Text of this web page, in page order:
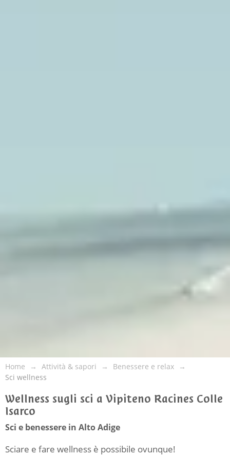
Home Attività & sapori
Benessere e relax
Sci wellness
Wellness sugli sci a Vipiteno Racines Colle
Isarco
Sci e benessere in Alto Adige
Sciare e fare wellness è possibile ovunque!